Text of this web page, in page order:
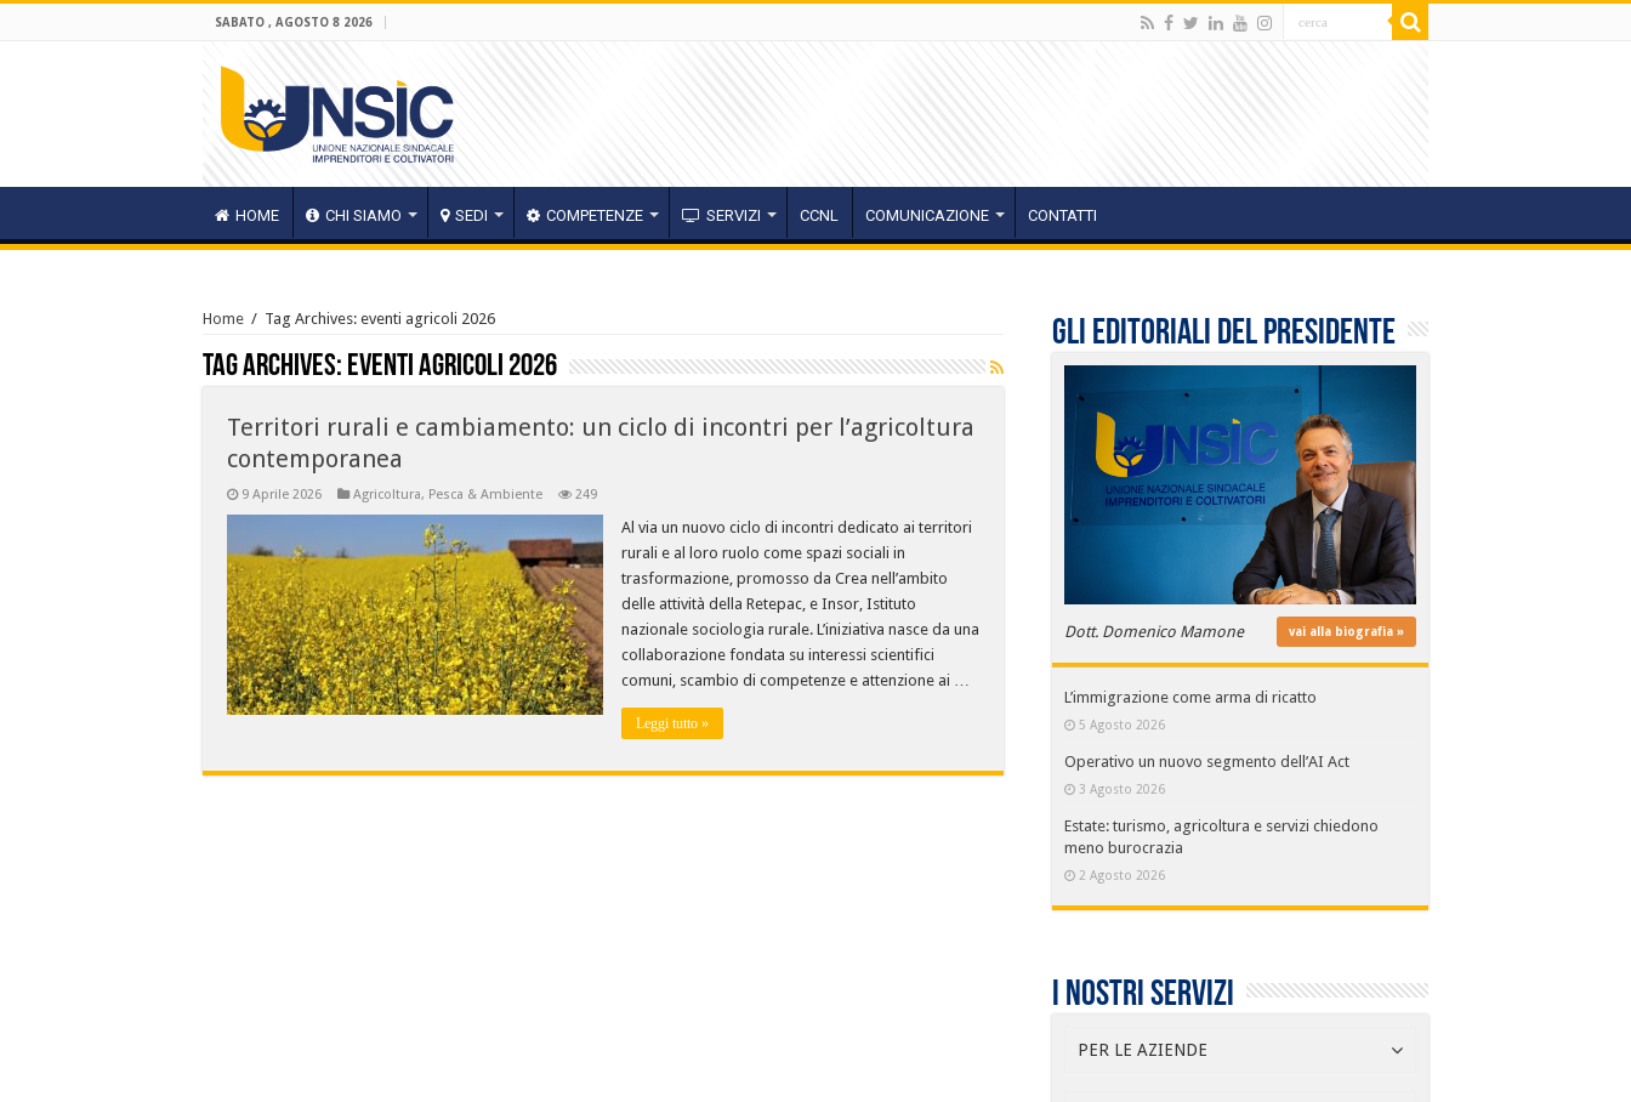
SABATO , AGOSTO 8 2026
HOME CHI SIAMO SEDI COMPETENZE SERVIZI CCNL COMUNICAZIONE CONTATTI
Home / Tag Archives: eventi agricoli 2026
Tag Archives: eventi agricoli 2026
Territori rurali e cambiamento: un ciclo di incontri per l’agricoltura
contemporanea
9 Aprile 2026 Agricoltura, Pesca & Ambiente 249
Al via un nuovo ciclo di incontri dedicato ai territori
rurali e al loro ruolo come spazi sociali in
trasformazione, promosso da Crea nell’ambito
delle attività della Retepac, e Insor, Istituto
nazionale sociologia rurale. L’iniziativa nasce da una
collaborazione fondata su interessi scientifici
comuni, scambio di competenze e attenzione ai …
Leggi tutto »
Gli editoriali del presidente
Dott. Domenico Mamone vai alla biografia »
L’immigrazione come arma di ricatto
5 Agosto 2026
Operativo un nuovo segmento dell’AI Act
3 Agosto 2026
Estate: turismo, agricoltura e servizi chiedono
meno burocrazia
2 Agosto 2026
I nostri servizi
PER LE AZIENDE